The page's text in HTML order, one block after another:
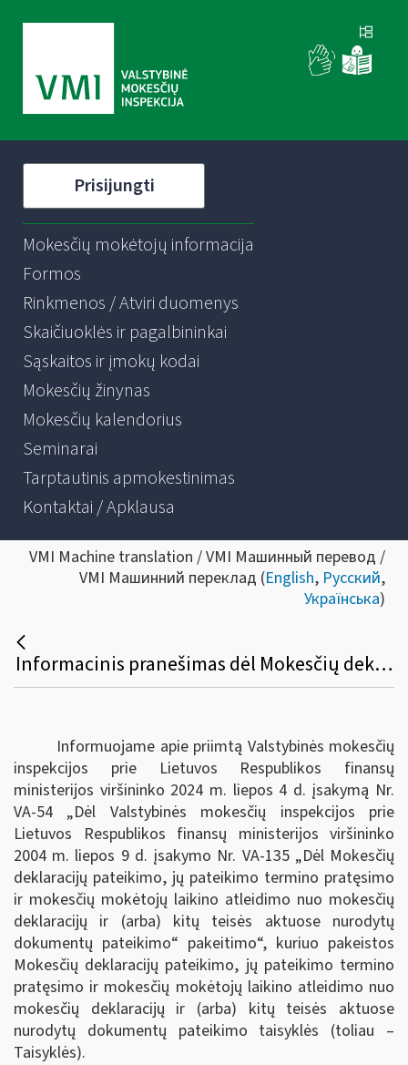
Prisijungti
Mokesčių mokėtojų informacija
Formos
Rinkmenos / Atviri duomenys
Skaičiuoklės ir pagalbininkai
Sąskaitos ir įmokų kodai
Mokesčių žinynas
Mokesčių kalendorius
Seminarai
Tarptautinis apmokestinimas
Kontaktai / Apklausa
VMI Machine translation / VMI Машинный перевод /
VMI Машинний переклад (English, Русский,
Українська)
Informacinis pranešimas dėl Mokesčių deklaracijų pateikimo, jų pateikimo termino pratęsimo ir mokesčių mokėtojų laikino atleidimo nuo mokesčių deklaracijų ir (arba) kitų teisės aktuose nurodytų dokumentų pateikimo taisyklių pakeitimo
Informuojame apie priimtą Valstybinės mokesčių
inspekcijos prie Lietuvos Respublikos finansų
ministerijos viršininko 2024 m. liepos 4 d. įsakymą Nr.
VA-54 „Dėl Valstybinės mokesčių inspekcijos prie
Lietuvos Respublikos finansų ministerijos viršininko
2004 m. liepos 9 d. įsakymo Nr. VA-135 „Dėl Mokesčių
deklaracijų pateikimo, jų pateikimo termino pratęsimo
ir mokesčių mokėtojų laikino atleidimo nuo mokesčių
deklaracijų ir (arba) kitų teisės aktuose nurodytų
dokumentų pateikimo“ pakeitimo“, kuriuo pakeistos
Mokesčių deklaracijų pateikimo, jų pateikimo termino
pratęsimo ir mokesčių mokėtojų laikino atleidimo nuo
mokesčių deklaracijų ir (arba) kitų teisės aktuose
nurodytų dokumentų pateikimo taisyklės (toliau –
Taisyklės).